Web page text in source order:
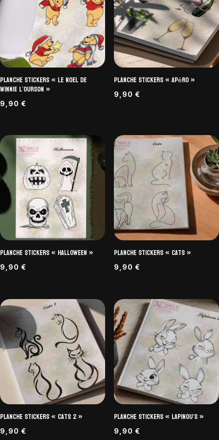
Planche Stickers « Le Noel de
Winnie l’Ourson »
9,90 €
Planche Stickers « Apéro »
9,90 €
Planche Stickers « Halloween »
9,90 €
Planche Stickers « Cats »
9,90 €
Planche Stickers « Cats 2 »
9,90 €
Planche Stickers « Lapinou’s »
9,90 €